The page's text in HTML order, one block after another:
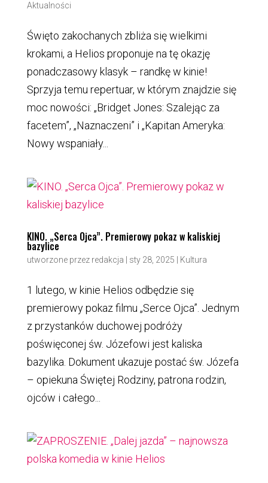
Aktualności
Święto zakochanych zbliża się wielkimi
krokami, a Helios proponuje na tę okazję
ponadczasowy klasyk – randkę w kinie!
Sprzyja temu repertuar, w którym znajdzie się
moc nowości: „Bridget Jones: Szalejąc za
facetem”, „Naznaczeni” i „Kapitan Ameryka:
Nowy wspaniały...
KINO. „Serca Ojca”. Premierowy pokaz w kaliskiej
bazylice
utworzone przez redakcja sty 28, 2025 Kultura
1 lutego, w kinie Helios odbędzie się
premierowy pokaz filmu „Serce Ojca”. Jednym
z przystanków duchowej podróży
poświęconej św. Józefowi jest kaliska
bazylika. Dokument ukazuje postać św. Józefa
– opiekuna Świętej Rodziny, patrona rodzin,
ojców i całego...